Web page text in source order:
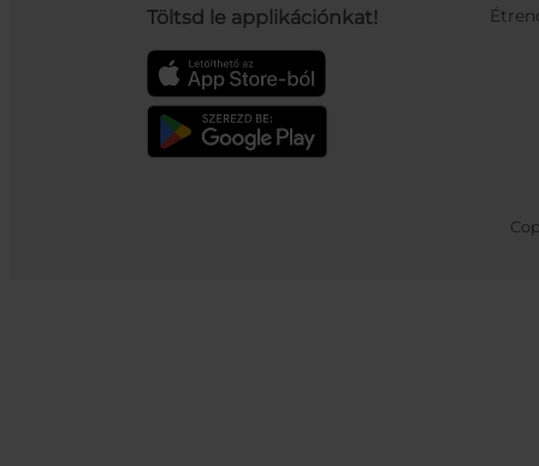
Töltsd le applikációnkat!